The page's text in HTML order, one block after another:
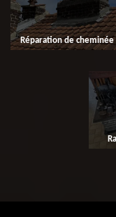
Réparation de cheminée